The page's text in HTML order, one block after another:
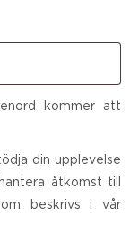
kommer att
din upplevelse
åtkomst till
beskrivs i vår